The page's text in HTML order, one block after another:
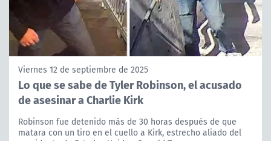
Viernes 12 de septiembre de 2025
Lo que se sabe de Tyler Robinson, el acusado
de asesinar a Charlie Kirk
Robinson fue detenido más de 30 horas después de que
matara con un tiro en el cuello a Kirk, estrecho aliado del